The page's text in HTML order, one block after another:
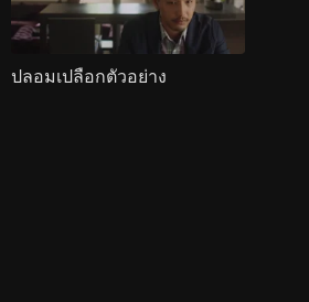
ปลอมเปลือกตัวอย่าง